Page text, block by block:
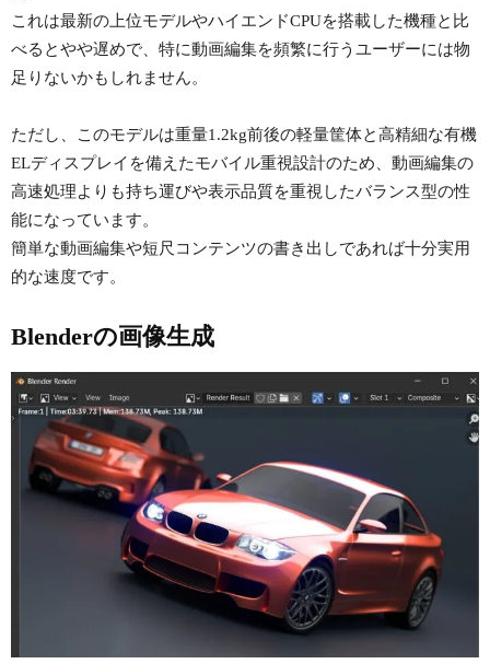
これは最新の上位モデルやハイエンドCPUを搭載した機種と比
べるとやや遅めで、特に動画編集を頻繁に行うユーザーには物
足りないかもしれません。
ただし、このモデルは重量1.2kg前後の軽量筐体と高精細な有機
ELディスプレイを備えたモバイル重視設計のため、動画編集の
高速処理よりも持ち運びや表示品質を重視したバランス型の性
能になっています。
簡単な動画編集や短尺コンテンツの書き出しであれば十分実用
的な速度です。
Blenderの画像生成